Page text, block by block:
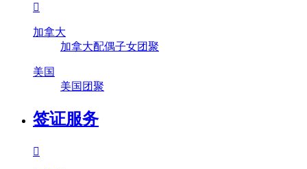

加拿大
加拿大配偶子女团聚
美国
美国团聚
签证服务
